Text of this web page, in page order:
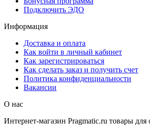
Подключить ЭДО
Информация
Доставка и оплата
Как войти в личный кабинет
Как зарегистрироваться
Как сделать заказ и получить счет
Политика конфиденциальности
Вакансии
О нас
Интернет-магазин Pragmatic.ru товары